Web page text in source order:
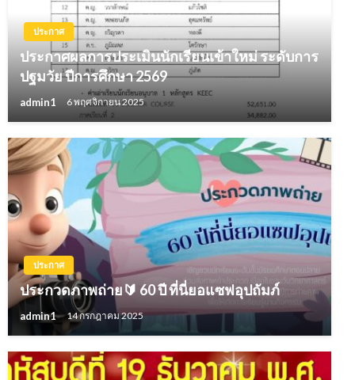
ประกาศ
ประกาศผลการประเมินนักเรียนเข้าใหม่ ระดับการ
ปฐมวัย ปีการศึกษา 2569
admin1 6 พฤศจิกายน 2025
ประกาศ
ประกวดภาพถ่าย🔰 60 ปี ที่นี่ยอแซฟอุปถัมภ์
admin1 14 กรกฎาคม 2025